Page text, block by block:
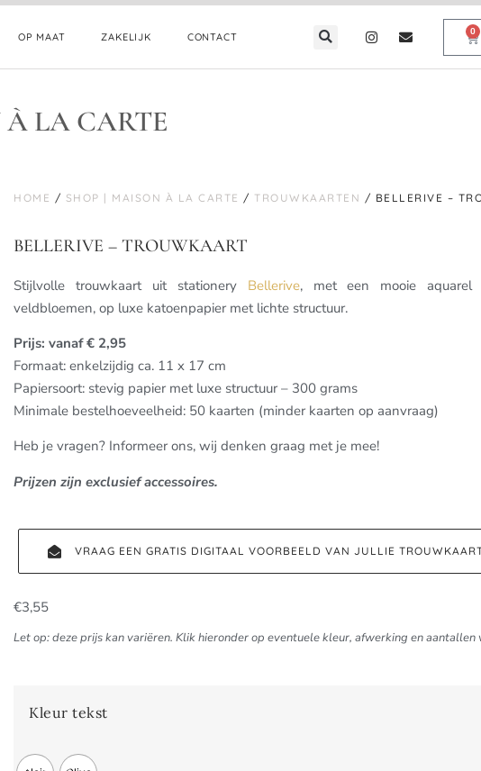
OP MAAT ZAKELIJK CONTACT 0
LA CARTE
HOME / SHOP | MAISON À LA CARTE / TROUWKAARTEN / BELLERIVE –
BELLERIVE – TROUWKAART
Stijlvolle trouwkaart uit stationery Bellerive, met een mooie aquarel
veldbloemen, op luxe katoenpapier met lichte structuur.
Prijs: vanaf € 2,95
Formaat: enkelzijdig ca. 11 x 17 cm
Papiersoort: stevig papier met luxe structuur – 300 grams
Minimale bestelhoeveelheid: 50 kaarten (minder kaarten op aanvraag)
Heb je vragen? Informeer ons, wij denken graag met je mee!
Prijzen zijn exclusief accessoires.
VRAAG EEN GRATIS DIGITAAL VOORBEELD VAN JULLIE
€3,55
Let op: deze prijs kan variëren. Klik hieronder op eventuele kleur, afwerking en aantallen
Kleur tekst